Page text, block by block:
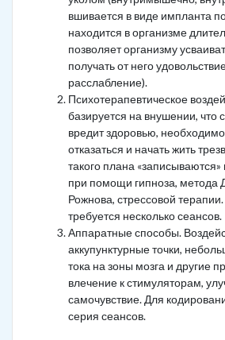
вшивается в виде импланта
находится в организме
позволяет организму
получать от него
расслабление).
Психотерапевтическое
базируется на внушении, что
вредит здоровью, необходимо
отказаться и начать жить
такого плана
при помощи гипноза, метода
Рожнова, стрессовой
требуется несколько сеансов.
Аппаратные способы.
аккупунктурные точки,
тока на зоны мозга и другие
влечение к стимуляторам,
самочувствие. Для
серия сеансов.